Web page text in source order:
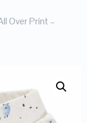
Over Print –